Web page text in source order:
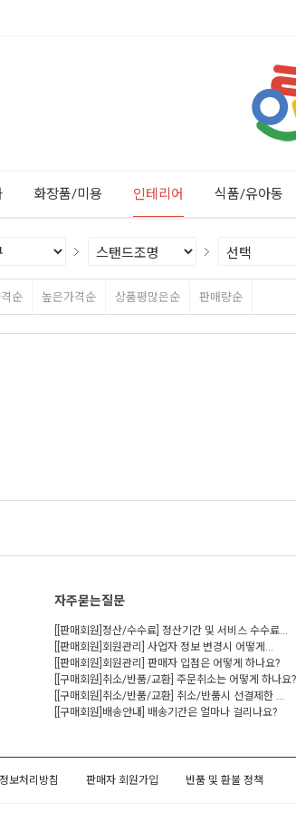
화장품/미용 인테리어 식품/유아동
순 높은가격순 상품평많은순 판매량순
자주묻는질문
[[판매회원]정산/수수료] 정산기간 및 서비스 수수료...
[[판매회원]회원관리] 사업자 정보 변경시 어떻게...
[[판매회원]회원관리] 판매자 입점은 어떻게 하나요?
[[구매회원]취소/반품/교환] 주문취소는 어떻게 하나요?
[[구매회원]취소/반품/교환] 취소/반품시 선결제한 ...
[[구매회원]배송안내] 배송기간은 얼마나 걸리나요?
보처리방침 판매자 회원가입 반품 및 환불 정책